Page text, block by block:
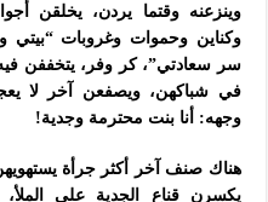
وينزعنه وقتما يردن، يخلقن
وكناين وحموات وغروبات
سر سعادتي”، كر وفر، يتخففن
في شباكهن، ويصفعن آخر لا
وجهه: أنا بنت محترمة وجدية!
هناك صنف آخر أكثر جرأة يستهويهن
يكسرن قناع الجدية على الملأ،